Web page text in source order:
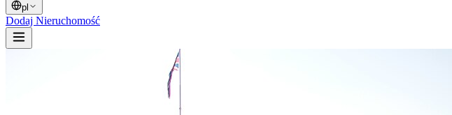
pl
Dodaj Nieruchomość